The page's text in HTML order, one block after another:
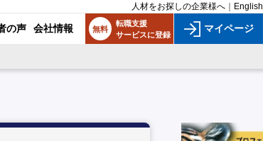
人材をお探しの企業様へ English
の声 会社情報 無料
転職支援
サービスに登録
マイページ